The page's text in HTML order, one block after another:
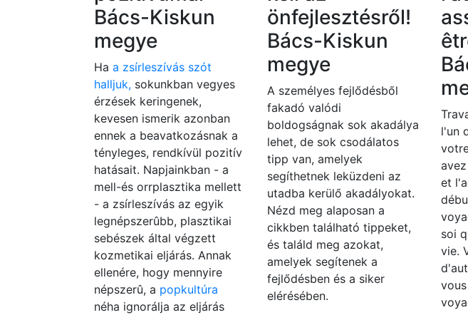
Bács-Kiskun
megye
Ha a zsírleszívás szót
halljuk, sokunkban vegyes
érzések keringenek,
kevesen ismerik azonban
ennek a beavatkozásnak a
tényleges, rendkívül pozitív
hatásait. Napjainkban - a
mell-és orrplasztika mellett
- a zsírleszívás az egyik
legnépszerûbb, plasztikai
sebészek által végzett
kozmetikai eljárás. Annak
ellenére, hogy mennyire
népszerû, a popkultúra
néha ignorálja az eljárás
önfejlesztésről!
Bács-Kiskun
megye
A személyes fejlődésből
fakadó valódi
boldogságnak sok akadálya
lehet, de sok csodálatos
tipp van, amelyek
segíthetnek leküzdeni az
utadba kerülő akadályokat.
Nézd meg alaposan a
cikkben található tippeket,
és találd meg azokat,
amelyek segítenek a
fejlődésben és a siker
elérésében.
l'un
et
soi
vie.